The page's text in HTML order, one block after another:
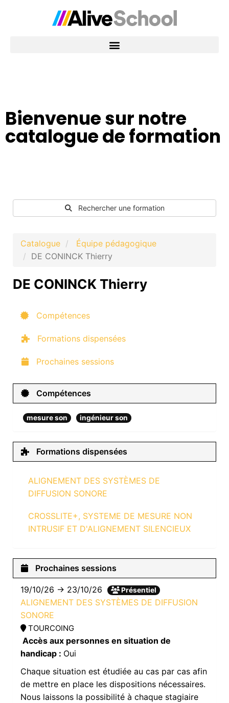
Bienvenue sur notre
catalogue de formation
Rechercher une formation
Catalogue
Équipe pédagogique
DE CONINCK Thierry
DE CONINCK Thierry
Compétences
Formations dispensées
Prochaines sessions
Compétences
mesure son ingénieur son
Formations dispensées
ALIGNEMENT DES SYSTÈMES DE
DIFFUSION SONORE
CROSSLITE+, SYSTEME DE MESURE NON
INTRUSIF ET D'ALIGNEMENT SILENCIEUX
Prochaines sessions
19/10/26 → 23/10/26 Présentiel
ALIGNEMENT DES SYSTÈMES DE DIFFUSION
SONORE
TOURCOING
Accès aux personnes en situation de
handicap : Oui
Chaque situation est étudiée au cas par cas afin
de mettre en place les dispositions nécessaires.
Nous laissons la possibilité à chaque stagiaire